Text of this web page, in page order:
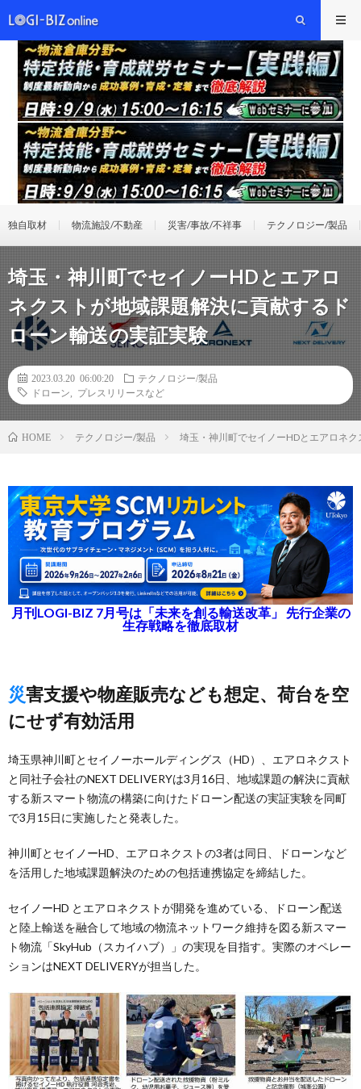
独自取材 物流施設/不動産 災害/事故/不祥事 テクノロジー/製品
埼玉・神川町でセイノーHDとエアロ
ネクストが地域課題解決に貢献するド
ローン輸送の実証実験
2023.03.20 06:00:20
テクノロジー/製品
ドローン
プレスリリースなど
HOME テクノロジー/製品 埼玉・神川町でセイノーHDとエアロネ
月刊LOGI-BIZ 7月号は「未来を創る輸送改革」 先行企業の
生存戦略を徹底取材
災害支援や物産販売なども想定、荷台を空
にせず有効活用
埼玉県神川町とセイノーホールディングス（HD）、エアロネクスト
と同社子会社のNEXT DELIVERYは3月16日、地域課題の解決に貢献
する新スマート物流の構築に向けたドローン配送の実証実験を同町
で3月15日に実施したと発表した。
神川町とセイノーHD、エアロネクストの3者は同日、ドローンなど
を活用した地域課題解決のための包括連携協定を締結した。
セイノーHD とエアロネクストが開発を進めている、ドローン配送
と陸上輸送を融合して地域の物流ネットワーク維持を図る新スマー
ト物流「SkyHub（スカイハブ）」の実現を目指す。実際のオペレー
ションはNEXT DELIVERYが担当した。